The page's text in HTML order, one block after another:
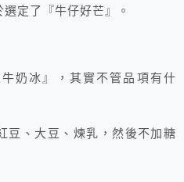
定了『牛仔好芒』。
奶冰』，其實不管品項有什
豆、大豆、煉乳，然後不加糖